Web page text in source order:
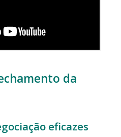
da
eficazes